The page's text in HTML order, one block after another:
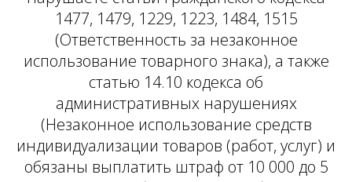
1477, 1479, 1229, 1223, 1484, 1515
(Ответственность за незаконное
использование товарного знака), а также
статью 14.10 кодекса об
административных нарушениях
(Незаконное использование средств
индивидуализации товаров (работ, услуг) и
обязаны выплатить штраф от 10 000 до 5